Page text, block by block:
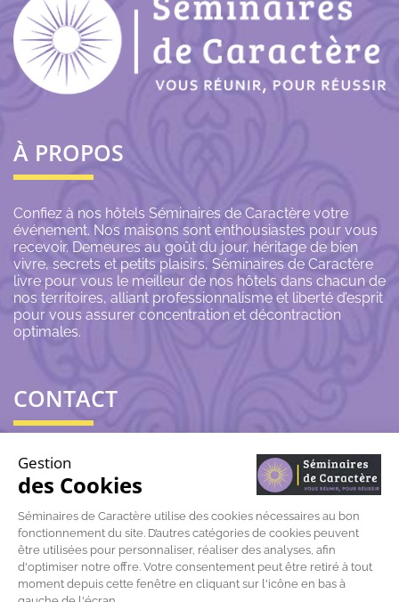
À PROPOS
Confiez à nos hôtels Séminaires de Caractère votre
événement. Nos maisons sont enthousiastes pour vous
recevoir. Demeures au goût du jour, héritage de bien
vivre, secrets et petits plaisirs, Séminaires de Caractère
livre pour vous le meilleur de nos hôtels dans chacun de
nos territoires, alliant professionnalisme et liberté d’esprit
pour vous assurer concentration et décontraction
optimales.
CONTACT
06 43 69 79 72
contact@seminairesdecaractere.fr
197 Rue Léon Arnoux
84120 Pertuis
Gestion
des Cookies
Séminaires de Caractère utilise des cookies nécessaires au bon
fonctionnement du site. D’autres catégories de cookies peuvent
être utilisées pour personnaliser, réaliser des analyses, afin
d'optimiser notre offre. Votre consentement peut être retiré à tout
moment depuis cette fenêtre en cliquant sur l'icône en bas à